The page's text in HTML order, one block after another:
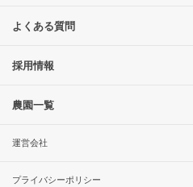
よくある質問
採用情報
農園一覧
運営会社
プライバシーポリシー